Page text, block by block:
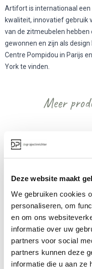
Deze website maakt
We gebruiken cookies
personaliseren, om
en om ons
informatie over uw
partners voor social
partners kunnen deze
informatie die u aan ze
Artifort is internationaal een
kwaliteit, innovatief gebruik
van de zitmeubelen
gewonnen en zijn als
Centre Pompidou in Parijs
York te vinden.
Meer
Artifort 905 T
bijzettafel
Prijs op aanvraag